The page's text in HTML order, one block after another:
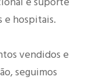
e hospitais.
vendidos e
seguimos